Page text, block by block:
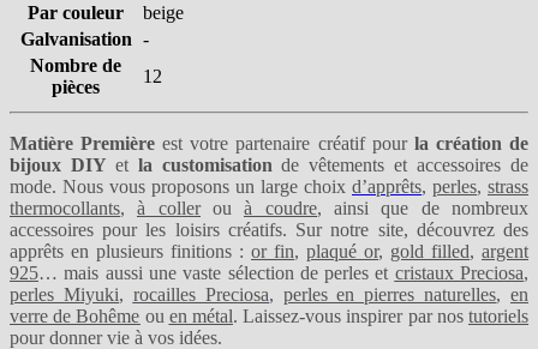
Par couleur
beige
Galvanisation -
Nombre de
pièces
12
Matière Première est votre partenaire créatif pourla création de
bijoux DIY etla customisation de vêtements et accessoires de
mode. Nous vous proposons un large choix d’apprêts, perles, strass
thermocollants,à collerouà coudre, ainsi que de nombreux
accessoires pour les loisirs créatifs. Sur notre site, découvrez des
apprêts en plusieurs finitions : or fin, plaqué or, gold filled, argent
925… mais aussi une vaste sélection de perles et cristaux Preciosa,
perles Miyuki, rocailles Preciosa, perles en pierres naturelles, en
verre de Bohême ou en métal. Laissez-vous inspirer par nostutoriels
pour donner vie à vos idées.